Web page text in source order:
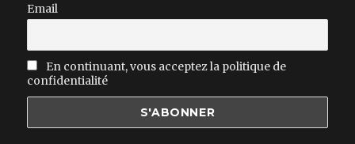
Email
En continuant, vous acceptez la politique de
confidentialité